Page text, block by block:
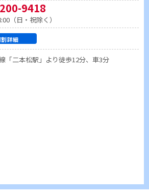
9418
（日・祝除く）
詳細
「二本松駅」より徒歩12分、車3分